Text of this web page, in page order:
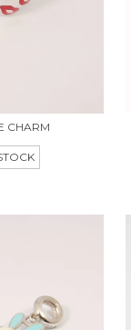
CHARM